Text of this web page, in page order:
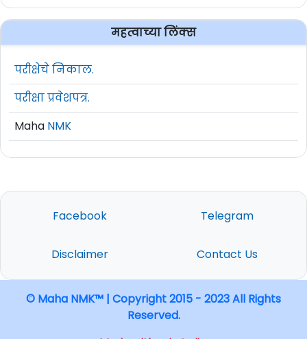
महत्वाच्या लिंक्स
परीक्षेचे निकाल.
परीक्षा प्रवेशपत्र.
Maha NMK
Facebook Telegram
Disclaimer Contact Us
© Maha NMK™ | Copyright 2015 - 2023 All Rights
Reserved.